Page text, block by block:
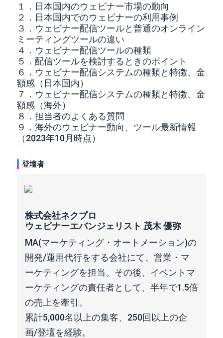
１．日本国内のウェビナー市場の動向
２．日本国内でのウェビナーの利用事例
３．ウェビナー配信ツールと普通のオンライン
ミーティングツールの違い
４．ウェビナー配信ツールの種類
５．配信ツールを検討するときのポイント
６．ウェビナー配信システムの種類と特徴、金
額感（日本国内）
７．ウェビナー配信システムの種類と特徴、金
額感（海外）
８．担当者のよくある質問
９．海外のウェビナー動向、ツール最新情報
（2023年10月時点）
登壇者
株式会社ネクプロ
ウェビナーエバンジェリスト 茂木 優弥
MA(マーケティング・オートメーション)の
開発/運用代行をする会社にて、営業・マ
ーケティングを担当。その後、イベントマ
ーケティングの責任者として、半年で1.5倍
の売上を牽引。
累計5,000名以上の集客、250回以上の企
画/登壇を経験。